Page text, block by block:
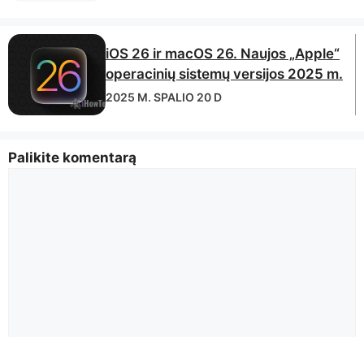
iOS 26 ir macOS 26. Naujos „Apple“
operacinių sistemų versijos 2025 m.
2025 M. SPALIO 20 D
Palikite komentarą